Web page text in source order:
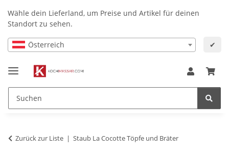
Wähle dein Lieferland, um Preise und Artikel für deinen
Standort zu sehen.
Österreich ✔
Zurück zur Liste Staub La Cocotte Töpfe und Bräter